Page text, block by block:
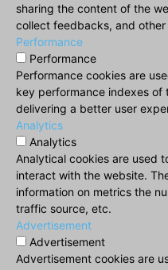
sharing the content of the
collect feedbacks, and
Performance
Performance
Performance cookies are
key performance indexes of
delivering a better user
Analytics
Analytics
Analytical cookies are used
interact with the website.
information on metrics the
traffic source, etc.
Advertisement
Advertisement
Advertisement cookies are